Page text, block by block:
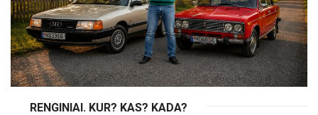
RENGINIAI. KUR? KAS? KADA?